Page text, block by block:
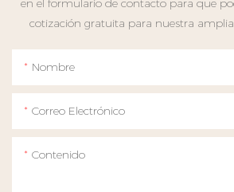
en el formulario de contacto para que
cotización gratuita para nuestra
Nombre
Correo Electrónico
Contenido